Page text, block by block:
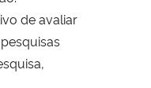
de avaliar